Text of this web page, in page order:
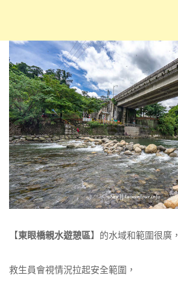
【東眼橋親水遊憩區】的水域和範圍很廣，
救生員會視情況拉起安全範圍，